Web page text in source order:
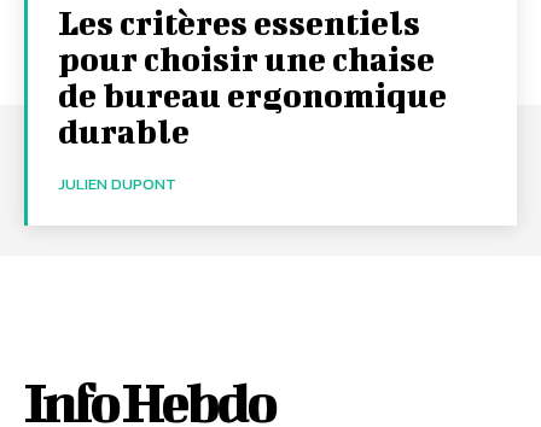
Les critères essentiels
pour choisir une chaise
de bureau ergonomique
durable
JULIEN DUPONT
Info Hebdo